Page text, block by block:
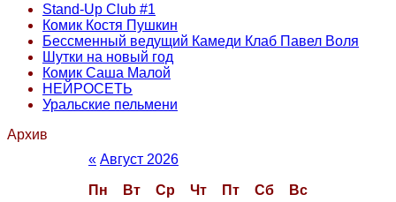
Stand-Up Club #1
Комик Костя Пушкин
Бессменный ведущий Камеди Клаб Павел Воля
Шутки на новый год
Комик Саша Малой
НЕЙРОСЕТЬ
Уральские пельмени
Архив
« Август 2026
Пн Вт Ср Чт Пт Сб Вс